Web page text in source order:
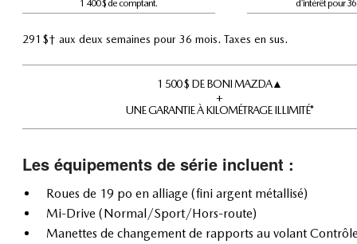
1 400 $ de comptant. d'intérêt pour
291 $† aux deux semaines pour 36 mois. Taxes en sus.
1 500 $ DE BONI MAZDA▲
+
UNE GARANTIE À KILOMÉTRAGE ILLIMITÉ*
Les équipements de série incluent :
Roues de 19 po en alliage (fini argent métallisé)
Mi-Drive (Normal/Sport/Hors-route)
Manettes de changement de rapports au volant